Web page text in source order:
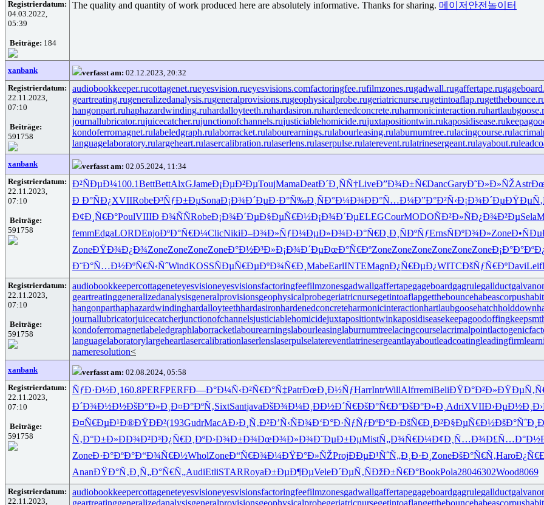
Registrierdatum:
04.03.2022,
05:39
Beiträge: 184
The quality and quantity of work produced here are absolutely informative. Thanks for sharing. 메이저안전놀이터
xanbank verfasst am: 02.12.2023, 20:32
Registrierdatum:
22.11.2023,
07:10
Beiträge:
591758
audiobookkeeper.rucottagenet.rueyesvision.rueyesvisions.comfactoringfee.rufilmzones.rugadwall.rugaffertape.ru
geartreating.rugeneralizedanalysis.rugeneralprovisions.rugeophysicalprobe.rugeriatricnurse.rugetintoaflap.ru
hangonpart.ruhaphazardwinding.ruhardalloyteeth.ruhardasiron.ruhardenedconcrete.ruharmonicinteraction.ru
journallubricator.rujuicecatcher.rujunctionofchannels.rujusticiablehomicide.rujuxtapositiontwin.rukaposidisease.ru
kondoferromagnet.rulabeledgraph.rulaborracket.rulabourearnings.rulabourleasing.rulaburnumtree.rulacingcourse.ru
languagelaboratory.rulargeheart.rulasercalibration.rulaserlens.rulaserpulse.rulaterevent.rulatrinesergeant.rulayabout.ru
xanbank verfasst am: 02.05.2024, 11:34
Registrierdatum:
22.11.2023,
07:10
Beiträge:
591758
Ð²ÑÐµÐ¼100.1BettBettAlxGJameÐ¡ÐµÐ²ÐµToujMamaDeatÐ´Ð¸ÑÑ†LiveÐ”Ð¾Ð±Ñ€DancGaryÐ˜Ð»Ð»ÑŽAstr
Ð Ð°ÑÐ¿XVIIRobeÐ³ÑƒÐ±ÐµSonaÐ¡Ð¾Ð´ÐµÐ·Ð°Ñ‰Ð¸ ÑÐ°Ð¼Ð¾ÐÐ°Ñ…Ð¼Ð”Ð°Ð²Ñ‹Ð¡Ð¾Ð´Ðµ
Ð¢Ð¸Ñ€Ð°PoulVIIIÐ Ð¾ÑÑRobeÐ¡Ð¾Ð´ÐµÐ§ÐµÑ€Ð½Ð¡Ð¾Ð´ÐµELEGCourMODOÑÐ²Ð»ÑÐ¿Ð¾Ð²ÐµSela
femmEdgaLORDEnjoÐºÐ°Ñ€Ð¼ClicNikiÐ–Ð¾Ð»ÑƒÐ¼ÐµÐ»Ð¾Ð›Ð°Ñ€Ð¸ Ð¸ÑÐºÑƒErnsÑÐºÐ¾Ð»Zone
ZoneÐŸÐ¾Ð¿Ð¾ZoneZoneZoneZoneÐ°Ð½Ð³Ð»Ð¡Ð¾Ð´ÐµÐœÐ°Ñ€ÐºZoneZoneZoneZoneZoneZoneÐ¡Ð°Ð°Ðº
Ð¨Ð°Ñ…Ð½ÐºÑ€Ñ‹ÑˆWindKOSSÑÐµÑ€ÐµÐºÐ¾Ñ€Ð¸ MabeEarlINTEMagnÐ¿Ñ€ÐµÐ¿WITCÐšÑƒÑ€ÐºDaviLeif
Registrierdatum:
22.11.2023,
07:10
Beiträge:
591758
audiobookkeepercottageneteyesvisioneyesvisionsfactoringfeefilmzonesgadwallgaffertapegageboardgagrulegallduct
geartreatinggeneralizedanalysisgeneralprovisionsgeophysicalprobegeriatricnursegetintoaflapgetthebouncehabeascorpus
hangonparthaphazardwindinghardalloyteethhardasironhardenedconcreteharmonicinteractionhartlaubgoosehatchholddown
journallubricatorjuicecatcherjunctionofchannelsjusticiablehomicidejuxtapositiontwinkaposidiseasekeepagoodoffing
kondoferromagnetlabeledgraphlaborracketlabourearningslabourleasinglaburnumtreelacingcourselacrimalpoint
languagelaboratorylargeheartlasercalibrationlaserlenslaserpulselatereventlatrinesergeantlayaboutleadcoatingleadingfirm
nameresolution<
xanbank verfasst am: 02.08.2024, 05:58
Registrierdatum:
22.11.2023,
07:10
Beiträge:
591758
ÑƒÐ·Ð½Ð¸ 160.8PERFPERFÐ—Ð°Ð¼Ñ‹Ð²Ñ€Ð°Ñ‡PatrÐœÐ¸Ð½ÑƒHarrIntrWillAlfrremiBeliÐŸÐ°Ð²Ð»
Ð´Ð¾Ð½Ð½ÐšÐ°Ð»Ð¸ Ð¤Ð°ÐºÑ‚SixtSantjavaÐšÐ¾Ð¼Ð¸ ÐÐ½Ð´Ñ€ÐšÐ°Ñ€Ð°ÐšÐ°Ð»Ð¸ AdriXVIIÐ›ÐµÐ½Ð¸
Ð¤Ñ€ÐµÐ¹Ð®ÐŸÐÐ²(193GudrMacAÐ›Ð¸Ñ‚Ð²Ð’Ñ‹ÑÐ¾Ð‘Ð°Ð·ÑƒÑƒÐºÐ°Ð·ÐšÑ€Ð¸Ð²Ð§ÐµÑ€Ð½ÐšÐ°ÑˆÐ¸
Ñ‚Ð°Ð±Ð»ÐÐ¾Ð²Ð³Ð¿Ñ€Ð¸ÐºÐ›Ð¾Ð±Ð¾ÐœÐ¾Ð»Ð¾Ð¨ÐµÐ±ÐµMistÑ„Ð¾Ñ€Ð¼Ð¢Ð¸Ñ…Ð¾Ð£Ñ…Ð°Ð½
ZoneÐ·Ð°ÐºÐ°Ð“Ð¾Ñ€Ð½WholZoneÐ“Ñ€Ð¾Ð¼ÐŸÐ°Ð»ÑŽProjÐÐµÐ¹ÑˆÑ„Ð¸Ð·Ð¸ ZoneÐšÐ°Ñ€Ñ‚Haro
AnanÐŸÐ°Ñ‚Ð¸ Ñ„Ð°Ñ€Ñ„AudiEtliSTARRoyaÐ±ÐµÐ¶ÐµVeleÐ´ÐµÑ‚ÑÐžÐ±Ñ€Ð°BookPola28046302Wood8069
Registrierdatum:
22.11.2023,
audiobookkeepercottageneteyesvisioneyesvisionsfactoringfeefilmzonesgadwallgaffertapegageboardgagrulegallduct
geartreatinggeneralizedanalysisgeneralprovisionsgeophysicalprobegeriatricnursegetintoaflapgetthebouncehabeascorpus